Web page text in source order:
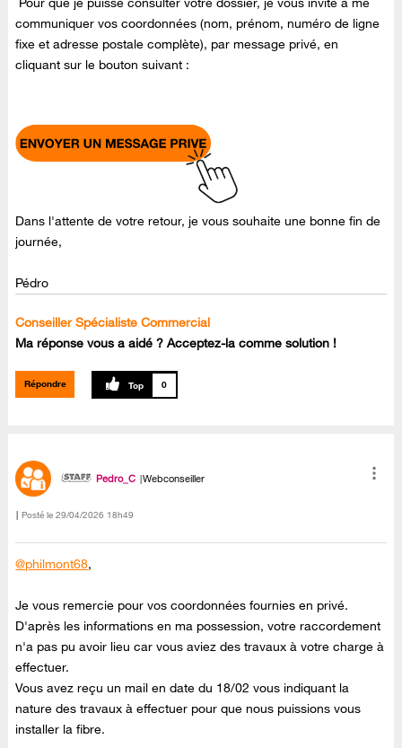
communiquer vos coordonnées (nom, prénom, numéro de ligne
fixe et adresse postale complète), par message privé, en
cliquant sur le bouton suivant :
Dans l'attente de votre retour, je vous souhaite une bonne fin de
journée,
Pédro
Conseiller Spécialiste Commercial
Ma réponse vous a aidé ? Acceptez-la comme solution !
Répondre 0
Pedro_C Webconseiller
Posté le ‎29/04/2026 18h49
@philmont68,
Je vous remercie pour vos coordonnées fournies en privé.
D'après les informations en ma possession, votre raccordement
n'a pas pu avoir lieu car vous aviez des travaux à votre charge à
effectuer.
Vous avez reçu un mail en date du 18/02 vous indiquant la
nature des travaux à effectuer pour que nous puissions vous
installer la fibre.